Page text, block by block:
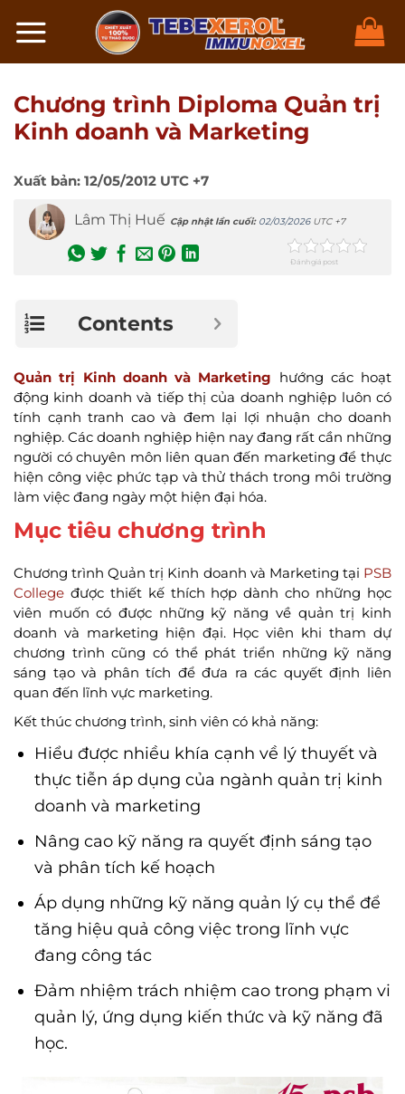
đến
Chương trình Diploma Quản trị
Kinh doanh và Marketing
Xuất bản: 12/05/2012 UTC +7
Lâm Thị Huế Cập nhật lần cuối: 02/03/2026UTC +7
Đánh giá post
Contents
Quản trị Kinh doanh và Marketing hướng các hoạt
động kinh doanh và tiếp thị của doanh nghiệp luôn có
tính cạnh tranh cao và đem lại lợi nhuận cho doanh
nghiệp. Các doanh nghiệp hiện nay đang rất cần những
người có chuyên môn liên quan đến marketing để thực
hiện công việc phức tạp và thử thách trong môi trường
làm việc đang ngày một hiện đại hóa.
Mục tiêu chương trình
Chương trình Quản trị Kinh doanh và Marketing tại PSB
College được thiết kế thích hợp dành cho những học
viên muốn có được những kỹ năng về quản trị kinh
doanh và marketing hiện đại. Học viên khi tham dự
chương trình cũng có thể phát triển những kỹ năng
sáng tạo và phân tích để đưa ra các quyết định liên
quan đến lĩnh vực marketing.
Kết thúc chương trình, sinh viên có khả năng:
Hiểu được nhiều khía cạnh về lý thuyết và
thực tiễn áp dụng của ngành quản trị kinh
doanh và marketing
Nâng cao kỹ năng ra quyết định sáng tạo
và phân tích kế hoạch
Áp dụng những kỹ năng quản lý cụ thể để
tăng hiệu quả công việc trong lĩnh vực
đang công tác
Đảm nhiệm trách nhiệm cao trong phạm vi
quản lý, ứng dụng kiến thức và kỹ năng đã
học.